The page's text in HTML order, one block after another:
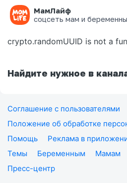
МамЛайф
соцсеть мам и
Ошибка на
crypto.randomUUID is not a
Найдите нужное в
Соглашение с пользователями
Положение об обработке
Помощь
Реклама в
Темы
Беременным Мамам
Пресс-центр